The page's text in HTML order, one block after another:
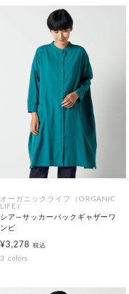
オーガニックライフ（ORGANIC
LIFE）
シア―サッカーバックギャザーワ
ンピ
¥3,278 税込
3 colors